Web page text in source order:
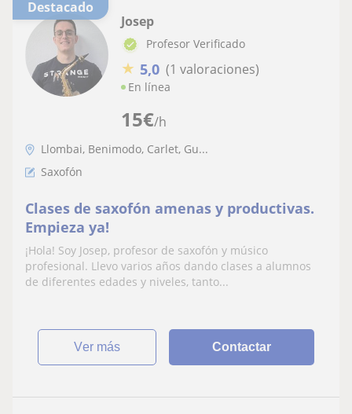
Destacado
15€/h
Josep
Profesor Verificado
★ 5,0 (1 valoraciones)
En línea
Llombai, Benimodo, Carlet, Gu...
Saxofón
Clases de saxofón amenas y productivas.
Empieza ya!
¡Hola! Soy Josep, profesor de saxofón y músico
profesional. Llevo varios años dando clases a alumnos
de diferentes edades y niveles, tanto...
ver más Contactar